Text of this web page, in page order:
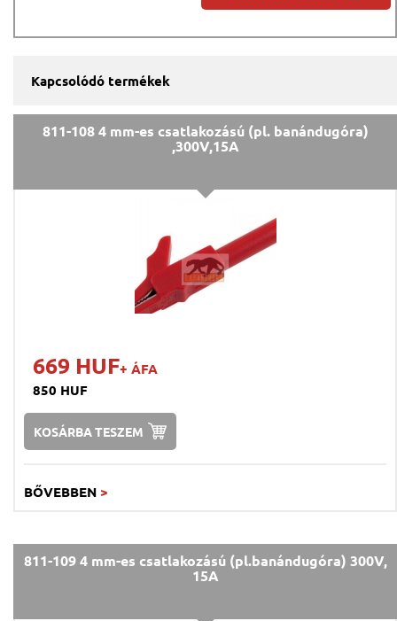
Kapcsolódó termékek
811-108 4 mm-es csatlakozású (pl. banándugóra)
,300V,15A
669 HUF+ ÁFA
850 HUF
KOSÁRBA TESZEM
BŐVEBBEN >
811-109 4 mm-es csatlakozású (pl.banándugóra) 300V,
15A